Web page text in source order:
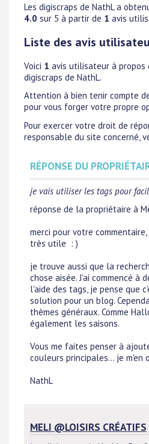
Les digiscraps de NathLa
4.0 sur 5 à partir de 1 avis
Liste des avis
Voici 1 avis utilisateur à propos
digiscraps de NathL.
Attention à bien tenir compte
pour vous forger votre propre
Pour exercer votre droit de
responsable du site concerné,
RÉPONSE DU
je vais utiliser les tags pour
réponse de la propriétaire à
merci pour votre
très utile : )
je trouve aussi que la
chose aisée. J'ai commencé à
l'aide des tags, je pense que
solution pour un blog.
thèmes généraux. Comme
également les saisons.
Vous me faites penser à
couleurs principales... je m'en
NathL
MELI @LOISIRS CRÉATIFS